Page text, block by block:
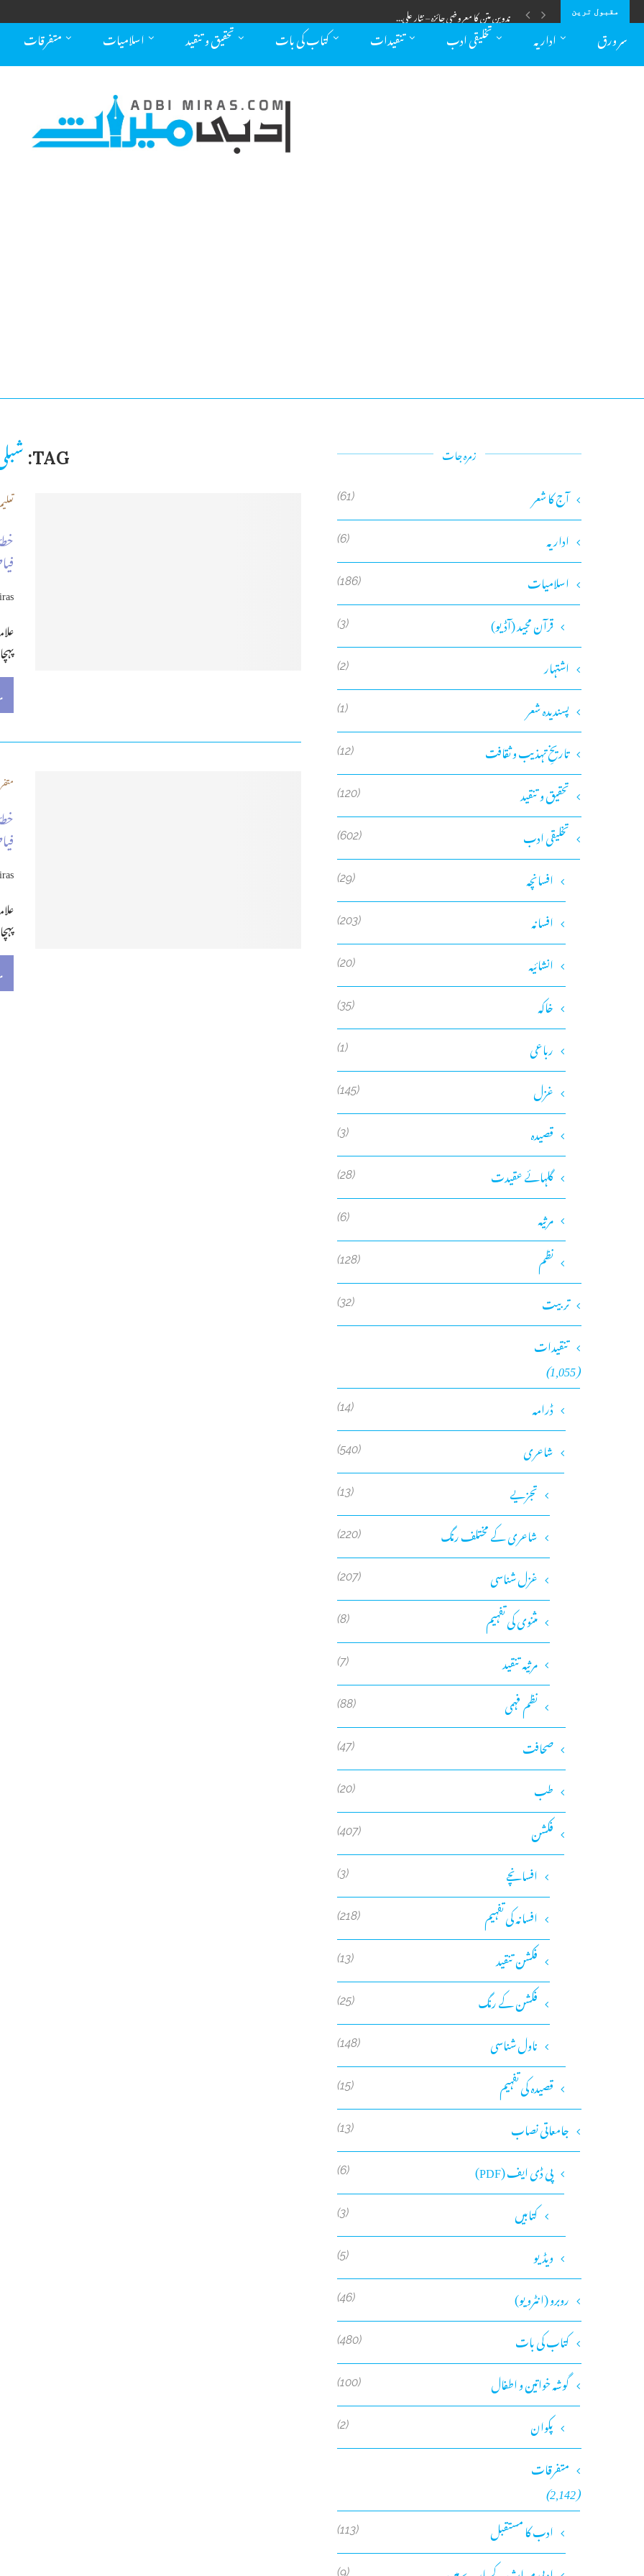
مقبول ترین ترجمہ کا فن :اہمیت اور مسائل – سیدہ...
سر ورق اداریہ تخلیقی ادب تنقیدات کتاب کی بات تحقیق و تنقید اسلامیات متفرقات
TAG: زمرہ جات
آج کا شعر (61)
اداریہ (6)
اسلامیات (186)
قرآن مجید (آڈیو) (3)
اشتہار (2)
پسندیدہ شعر (1)
تاریخِ تہذیب و ثقافت (12)
تحقیق و تنقید (120)
تخلیقی ادب (602)
افسانچہ (29)
افسانہ (203)
انشائیہ (20)
خاکہ (35)
رباعی (1)
غزل (145)
قصیدہ (3)
گلہائے عقیدت (28)
مرثیہ (6)
نظم (128)
تربیت (32)
تنقیدات
(1,055)
ڈرامہ
(14)
شاعری (540)
تجزیے (13)
شاعری کے مختلف رنگ (220)
غزل شناسی (207)
مثنوی کی تفہیم (8)
مرثیہ تنقید (7)
نظم فہمی (88)
صحافت (47)
طب (20)
فکشن (407)
افسانچے (3)
افسانہ کی تفہیم (218)
فکشن تنقید (13)
فکشن کے رنگ (25)
ناول شناسی (148)
قصیدہ کی تفہیم (15)
جامعاتی نصاب (13)
پی ڈی ایف (PDF) (6)
کتابیں (3)
ویڈیو (5)
روبرو (انٹرویو) (46)
کتاب کی بات (480)
گوشہ خواتین و اطفال (100)
پکوان (2)
متفرقات
(2,142)
ادب کا مستقبل
(113)
(9)